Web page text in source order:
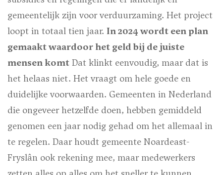
gemeentelijk zijn voor verduurzaming. Het project
loopt in totaal tien jaar. In 2024 wordt een plan
gemaakt waardoor het geld bij de juiste
mensen komt Dat klinkt eenvoudig, maar dat is
het helaas niet. Het vraagt om hele goede en
duidelijke voorwaarden. Gemeenten in Nederland
die ongeveer hetzelfde doen, hebben gemiddeld
genomen een jaar nodig gehad om het allemaal in
te regelen. Daar houdt gemeente Noardeast-
Fryslân ook rekening mee, maar medewerkers